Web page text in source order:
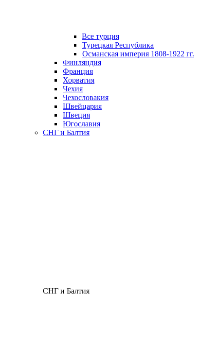
Все турция
Турецкая Республика
Османская империя 1808-1922 гг.
Финляндия
Франция
Хорватия
Чехия
Чехословакия
Швейцария
Швеция
Югославия
СНГ и Балтия
СНГ и Балтия